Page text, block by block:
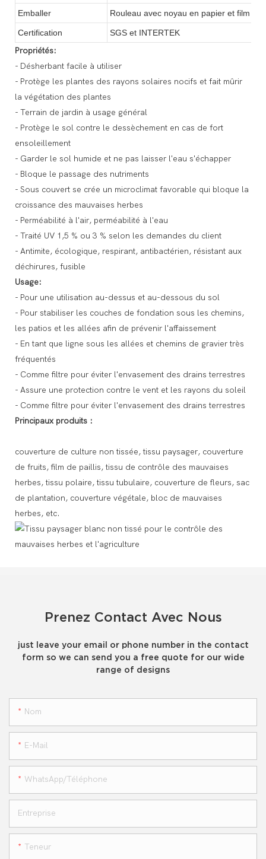
Emballer Rouleau avec noyau en papier et film
Certification SGS et INTERTEK
Propriétés:
- Désherbant facile à utiliser
- Protège les plantes des rayons solaires nocifs et fait mûrir
la végétation des plantes
- Terrain de jardin à usage général
- Protège le sol contre le dessèchement en cas de fort
ensoleillement
- Garder le sol humide et ne pas laisser l'eau s'échapper
- Bloque le passage des nutriments
- Sous couvert se crée un microclimat favorable qui bloque la
croissance des mauvaises herbes
- Perméabilité à l'air, perméabilité à l'eau
- Traité UV 1,5 % ou 3 % selon les demandes du client
- Antimite, écologique, respirant, antibactérien, résistant aux
déchirures, fusible
Usage:
- Pour une utilisation au-dessus et au-dessous du sol
- Pour stabiliser les couches de fondation sous les chemins,
les patios et les allées afin de prévenir l'affaissement
- En tant que ligne sous les allées et chemins de gravier très
fréquentés
- Comme filtre pour éviter l'envasement des drains terrestres
- Assure une protection contre le vent et les rayons du soleil
- Comme filtre pour éviter l'envasement des drains terrestres
Principaux produits :
couverture de culture non tissée, tissu paysager, couverture
de fruits, film de paillis, tissu de contrôle des mauvaises
herbes, tissu polaire, tissu tubulaire, couverture de fleurs, sac
de plantation, couverture végétale, bloc de mauvaises
herbes, etc.
Prenez Contact Avec Nous
just leave your email or phone number in the contact
form so we can send you a free quote for our wide
range of designs
Nom
E-Mail
WhatsApp/téléphone
Entreprise
Teneur